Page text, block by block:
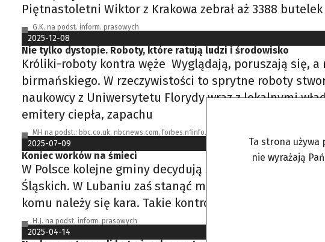
Piętnastoletni Wiktor z Krakowa zebrał aż 3388
G.K. na podst. inform. prasowych
2025-12-08
Nie tylko dystopie. Roboty, które ratują ludzi i środowisko
Króliki-roboty kontra węże Wyglądają, poruszają się,
birmańskiego. W rzeczywistości to sprytne roboty
naukowcy z Uniwersytetu Florydy wraz z lokalnymi
emitery ciepła, zapachu
MH na podst.: bbc.co.uk, nbcnews.com, forbes.n1info.rs
2025-07-09
Koniec worków na śmieci
W Polsce kolejne gminy decydują się na
Śląskich. W Lubaniu zaś stanąć mają specjalne
komu należy się kara. Takie kontrole i mandaty nie są
H.J. na podst. inform. prasowych
2025-04-14
Ta strona używa
nie wyrażają